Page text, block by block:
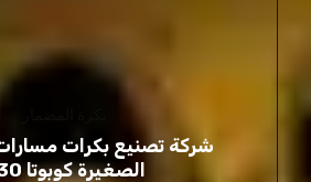
شركة تصنيع بكرات
الصغيرة كوبوتا U30